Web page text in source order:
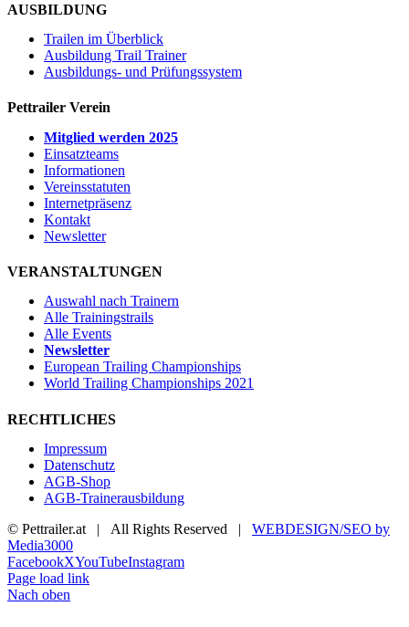
AUSBILDUNG
Trailen im Überblick
Ausbildung Trail Trainer
Ausbildungs- und Prüfungssystem
Pettrailer Verein
Mitglied werden 2025
Einsatzteams
Informationen
Vereinsstatuten
Internetpräsenz
Kontakt
Newsletter
VERANSTALTUNGEN
Auswahl nach Trainern
Alle Trainingstrails
Alle Events
Newsletter
European Trailing Championships
World Trailing Championships 2021
RECHTLICHES
Impressum
Datenschutz
AGB-Shop
AGB-Trainerausbildung
© Pettrailer.at | All Rights Reserved | WEBDESIGN/SEO by
Media3000
FacebookXYouTubeInstagram
Page load link
Nach oben